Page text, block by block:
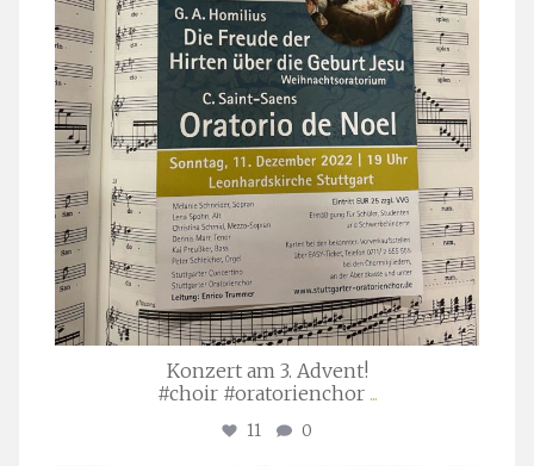
Konzert am 3. Advent!
#choir #oratorienchor ...
11 0